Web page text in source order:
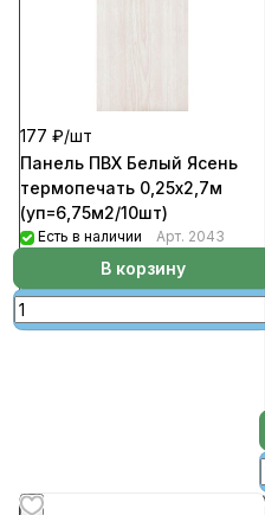
177 ₽/шт
Панель ПВХ Белый Ясень
термопечать 0,25х2,7м
(уп=6,75м2/10шт)
Есть в наличии Арт. 2043
В корзину